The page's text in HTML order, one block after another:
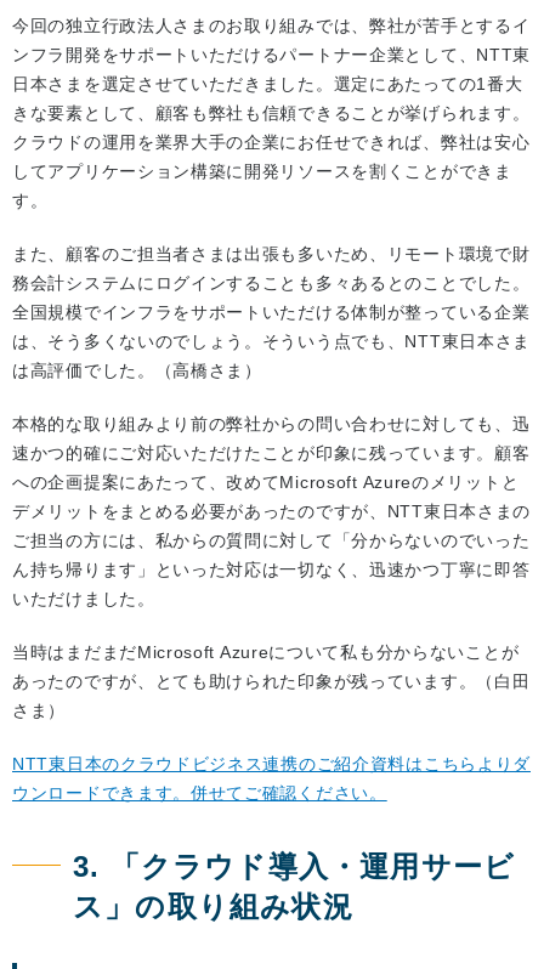
今回の独立行政法人さまのお取り組みでは、弊社が苦手とするイ
ンフラ開発をサポートいただけるパートナー企業として、NTT東
日本さまを選定させていただきました。選定にあたっての1番大
きな要素として、顧客も弊社も信頼できることが挙げられます。
クラウドの運用を業界大手の企業にお任せできれば、弊社は安心
してアプリケーション構築に開発リソースを割くことができま
す。
また、顧客のご担当者さまは出張も多いため、リモート環境で財
務会計システムにログインすることも多々あるとのことでした。
全国規模でインフラをサポートいただける体制が整っている企業
は、そう多くないのでしょう。そういう点でも、NTT東日本さま
は高評価でした。（高橋さま）
本格的な取り組みより前の弊社からの問い合わせに対しても、迅
速かつ的確にご対応いただけたことが印象に残っています。顧客
への企画提案にあたって、改めてMicrosoft Azureのメリットと
デメリットをまとめる必要があったのですが、NTT東日本さまの
ご担当の方には、私からの質問に対して「分からないのでいった
ん持ち帰ります」といった対応は一切なく、迅速かつ丁寧に即答
いただけました。
当時はまだまだMicrosoft Azureについて私も分からないことが
あったのですが、とても助けられた印象が残っています。（白田
さま）
NTT東日本のクラウドビジネス連携のご紹介資料はこちらよりダ
ウンロードできます。併せてご確認ください。
3. 「クラウド導入・運用サービ
ス」の取り組み状況